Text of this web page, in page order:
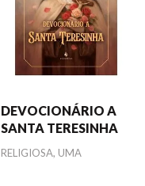
DEVOCIONÁRIO A
SANTA TERESINHA
Autor
RELIGIOSA, UMA